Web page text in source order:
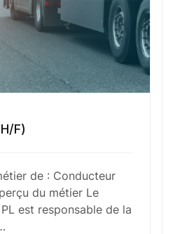
Oxygène Intérim/ BTT
CV
ou
les fichiers
0sur 1
F)
de : Conducteur
du métier Le
est responsable de la